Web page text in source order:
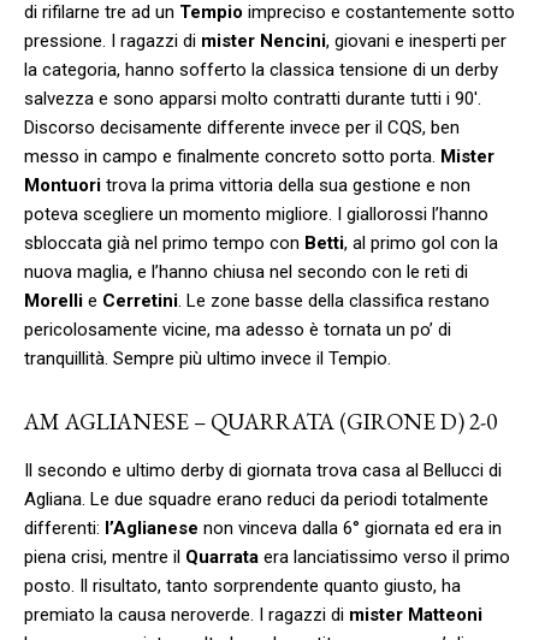
di rifilarne tre ad un Tempio impreciso e costantemente sotto
pressione. I ragazzi di mister Nencini, giovani e inesperti per
la categoria, hanno sofferto la classica tensione di un derby
salvezza e sono apparsi molto contratti durante tutti i 90′.
Discorso decisamente differente invece per il CQS, ben
messo in campo e finalmente concreto sotto porta. Mister
Montuori trova la prima vittoria della sua gestione e non
poteva scegliere un momento migliore. I giallorossi l’hanno
sbloccata già nel primo tempo con Betti, al primo gol con la
nuova maglia, e l’hanno chiusa nel secondo con le reti di
Morelli e Cerretini. Le zone basse della classifica restano
pericolosamente vicine, ma adesso è tornata un po’ di
tranquillità. Sempre più ultimo invece il Tempio.
AM AGLIANESE – QUARRATA (GIRONE D) 2-0
Il secondo e ultimo derby di giornata trova casa al Bellucci di
Agliana. Le due squadre erano reduci da periodi totalmente
differenti: l’Aglianese non vinceva dalla 6° giornata ed era in
piena crisi, mentre il Quarrata era lanciatissimo verso il primo
posto. Il risultato, tanto sorprendente quanto giusto, ha
premiato la causa neroverde. I ragazzi di mister Matteoni